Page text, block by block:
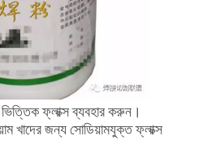
ফ্লাক্স ব্যবহার করুন।
খাদের জন্য সোডিয়ামযুক্ত ফ্লাক্স